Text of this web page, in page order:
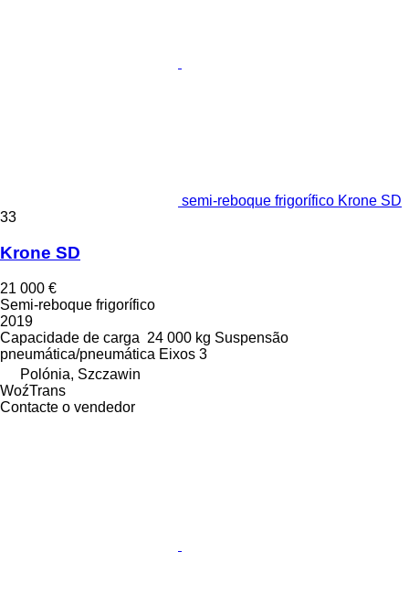
semi-reboque frigorífico Krone SD
33
Krone SD
21 000 €
Semi-reboque frigorífico
2019
Capacidade de carga 24 000 kg Suspensão
pneumática/pneumática Eixos 3
Polónia, Szczawin
WoźTrans
Contacte o vendedor